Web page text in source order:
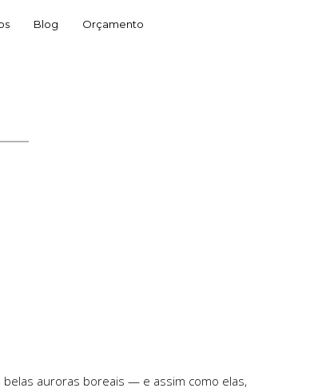
Blog Orçamento
belas auroras boreais — e assim como elas,